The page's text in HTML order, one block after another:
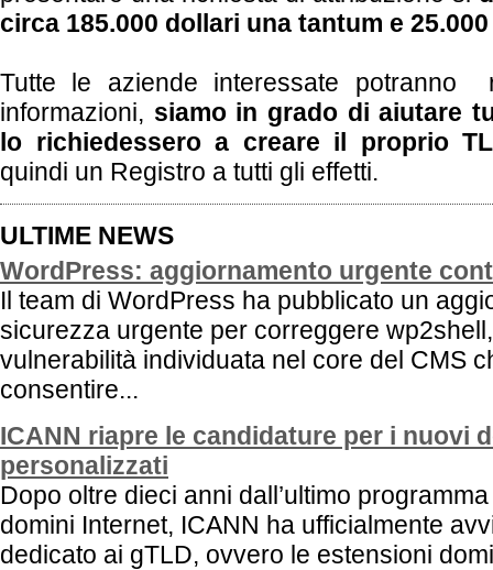
circa 185.000 dollari una tantum e
Tutte le aziende interessate potranno
informazioni, siamo in grado di aiutare
lo richiedessero a creare il proprio
quindi un Registro a tutti gli effetti.
ULTIME NEWS
WordPress: aggiornamento urgente
Il team di WordPress ha pubblicato un
sicurezza urgente per correggere
vulnerabilità individuata nel core del CMS
consentire...
ICANN riapre le candidature per i nuovi
personalizzati
Dopo oltre dieci anni dall’ultimo
domini Internet, ICANN ha ufficialmente
dedicato ai gTLD, ovvero le estensioni